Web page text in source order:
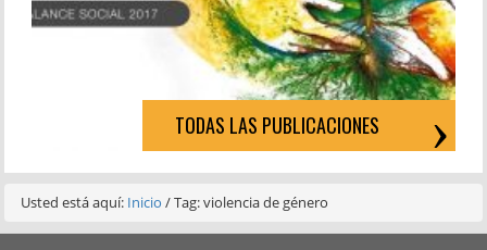
TODAS LAS PUBLICACIONES
Usted está aquí: Inicio/Tag: violencia de género